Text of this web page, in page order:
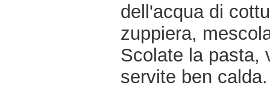
dell'acqua di
zuppiera,
Scolate la pasta,
servite ben calda.